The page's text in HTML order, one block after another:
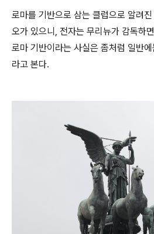
로마를 기반으로 삼는 클럽으로 알려
오가 있으니, 전자는 무리뉴가 감독하
로마 기반이라는 사실은 좀처럼 일반
라고 본다.